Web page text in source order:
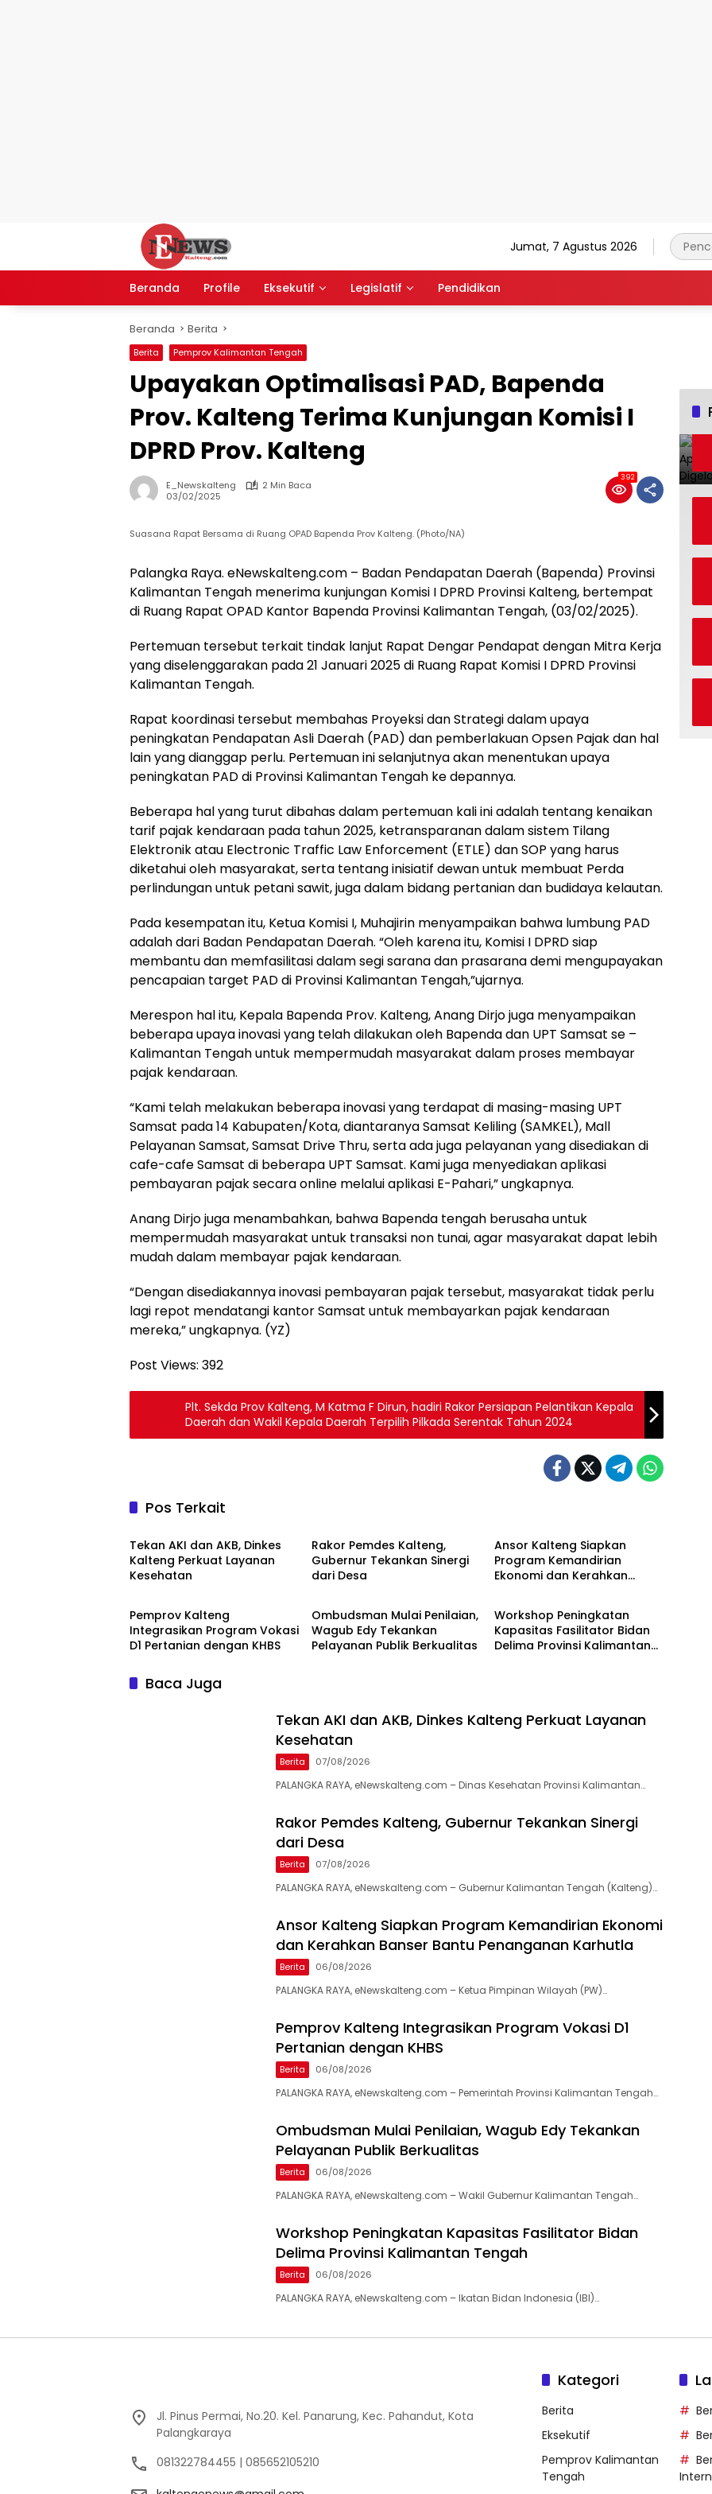
Jumat, 7 Agustus 2026
Beranda Profile Eksekutif Legislatif Pendidikan
Beranda Berita
Berita Pemprov Kalimantan Tengah
Upayakan Optimalisasi PAD, Bapenda
Prov. Kalteng Terima Kunjungan Komisi I
DPRD Prov. Kalteng
E_Newskalteng
2 Min Baca
03/02/2025
392
Suasana Rapat Bersama di Ruang OPAD Bapenda Prov Kalteng. (Photo/NA)
Palangka Raya. eNewskalteng.com – Badan Pendapatan Daerah (Bapenda) Provinsi
Kalimantan Tengah menerima kunjungan Komisi I DPRD Provinsi Kalteng, bertempat
di Ruang Rapat OPAD Kantor Bapenda Provinsi Kalimantan Tengah, (03/02/2025).
Pertemuan tersebut terkait tindak lanjut Rapat Dengar Pendapat dengan Mitra Kerja
yang diselenggarakan pada 21 Januari 2025 di Ruang Rapat Komisi I DPRD Provinsi
Kalimantan Tengah.
Rapat koordinasi tersebut membahas Proyeksi dan Strategi dalam upaya
peningkatan Pendapatan Asli Daerah (PAD) dan pemberlakuan Opsen Pajak dan hal
lain yang dianggap perlu. Pertemuan ini selanjutnya akan menentukan upaya
peningkatan PAD di Provinsi Kalimantan Tengah ke depannya.
Beberapa hal yang turut dibahas dalam pertemuan kali ini adalah tentang kenaikan
tarif pajak kendaraan pada tahun 2025, ketransparanan dalam sistem Tilang
Elektronik atau Electronic Traffic Law Enforcement (ETLE) dan SOP yang harus
diketahui oleh masyarakat, serta tentang inisiatif dewan untuk membuat Perda
perlindungan untuk petani sawit, juga dalam bidang pertanian dan budidaya kelautan.
Pada kesempatan itu, Ketua Komisi I, Muhajirin menyampaikan bahwa lumbung PAD
adalah dari Badan Pendapatan Daerah. “Oleh karena itu, Komisi I DPRD siap
membantu dan memfasilitasi dalam segi sarana dan prasarana demi mengupayakan
pencapaian target PAD di Provinsi Kalimantan Tengah,”ujarnya.
Merespon hal itu, Kepala Bapenda Prov. Kalteng, Anang Dirjo juga menyampaikan
beberapa upaya inovasi yang telah dilakukan oleh Bapenda dan UPT Samsat se –
Kalimantan Tengah untuk mempermudah masyarakat dalam proses membayar
pajak kendaraan.
“Kami telah melakukan beberapa inovasi yang terdapat di masing-masing UPT
Samsat pada 14 Kabupaten/Kota, diantaranya Samsat Keliling (SAMKEL), Mall
Pelayanan Samsat, Samsat Drive Thru, serta ada juga pelayanan yang disediakan di
cafe-cafe Samsat di beberapa UPT Samsat. Kami juga menyediakan aplikasi
pembayaran pajak secara online melalui aplikasi E-Pahari,” ungkapnya.
Anang Dirjo juga menambahkan, bahwa Bapenda tengah berusaha untuk
mempermudah masyarakat untuk transaksi non tunai, agar masyarakat dapat lebih
mudah dalam membayar pajak kendaraan.
“Dengan disediakannya inovasi pembayaran pajak tersebut, masyarakat tidak perlu
lagi repot mendatangi kantor Samsat untuk membayarkan pajak kendaraan
mereka,” ungkapnya. (YZ)
Post Views: 392
Plt. Sekda Prov Kalteng, M Katma F Dirun, hadiri Rakor Persiapan Pelantikan Kepala
Daerah dan Wakil Kepala Daerah Terpilih Pilkada Serentak Tahun 2024
Pos Terkait
Berita
Tekan AKI dan AKB, Dinkes
Kalteng Perkuat Layanan
Kesehatan
Rakor Pemdes Kalteng,
Gubernur Tekankan Sinergi
dari Desa
Ansor Kalteng Siapkan
Program Kemandirian
Ekonomi dan Kerahkan
Berita
Pemprov Kalteng
Integrasikan Program Vokasi
D1 Pertanian dengan KHBS
Berita
Ombudsman Mulai Penilaian,
Wagub Edy Tekankan
Pelayanan Publik Berkualitas
Berita
Workshop Peningkatan
Kapasitas Fasilitator Bidan
Delima Provinsi Kalimantan
Baca Juga
Tekan AKI dan AKB, Dinkes Kalteng Perkuat Layanan
Kesehatan
Berita 07/08/2026
PALANGKA RAYA, eNewskalteng.com – Dinas Kesehatan Provinsi Kalimantan…
Rakor Pemdes Kalteng, Gubernur Tekankan Sinergi
dari Desa
Berita 07/08/2026
PALANGKA RAYA, eNewskalteng.com – Gubernur Kalimantan Tengah (Kalteng)…
Ansor Kalteng Siapkan Program Kemandirian Ekonomi
dan Kerahkan Banser Bantu Penanganan Karhutla
Berita 06/08/2026
PALANGKA RAYA, eNewskalteng.com – Ketua Pimpinan Wilayah (PW)…
Pemprov Kalteng Integrasikan Program Vokasi D1
Pertanian dengan KHBS
Berita 06/08/2026
PALANGKA RAYA, eNewskalteng.com – Pemerintah Provinsi Kalimantan Tengah…
Ombudsman Mulai Penilaian, Wagub Edy Tekankan
Pelayanan Publik Berkualitas
Berita 06/08/2026
PALANGKA RAYA, eNewskalteng.com – Wakil Gubernur Kalimantan Tengah…
Workshop Peningkatan Kapasitas Fasilitator Bidan
Delima Provinsi Kalimantan Tengah
Berita 06/08/2026
PALANGKA RAYA, eNewskalteng.com – Ikatan Bidan Indonesia (IBI)…
Jl. Pinus Permai, No.20. Kel. Panarung, Kec. Pahandut, Kota
Palangkaraya
081322784455 | 085652105210
Kategori
Berita
Eksekutif
Pemprov Kalimantan
Tengah